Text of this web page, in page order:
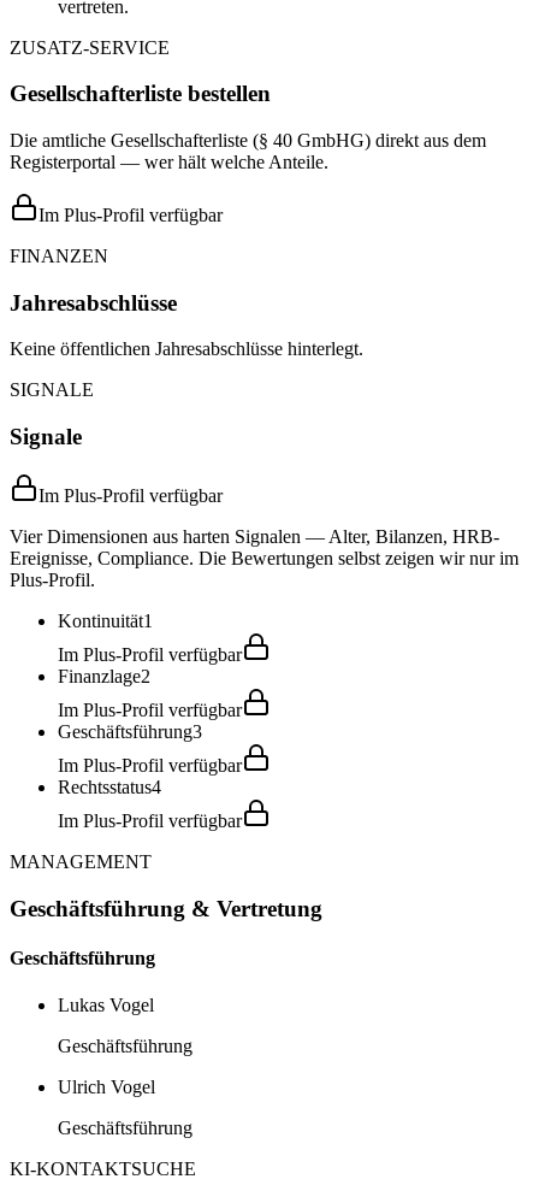
vertreten.
ZUSATZ-SERVICE
Gesellschafterliste bestellen
Die amtliche Gesellschafterliste (§ 40 GmbHG) direkt aus dem
Registerportal — wer hält welche Anteile.
Im Plus-Profil verfügbar
FINANZEN
Jahresabschlüsse
Keine öffentlichen Jahresabschlüsse hinterlegt.
SIGNALE
Signale
Im Plus-Profil verfügbar
Vier Dimensionen aus harten Signalen — Alter, Bilanzen, HRB-
Ereignisse, Compliance. Die Bewertungen selbst zeigen wir nur im
Plus-Profil.
Kontinuität1
Im Plus-Profil verfügbar
Finanzlage2
Im Plus-Profil verfügbar
Geschäftsführung3
Im Plus-Profil verfügbar
Rechtsstatus4
Im Plus-Profil verfügbar
MANAGEMENT
Geschäftsführung & Vertretung
Geschäftsführung
Lukas Vogel
Geschäftsführung
Ulrich Vogel
Geschäftsführung
KI-KONTAKTSUCHE